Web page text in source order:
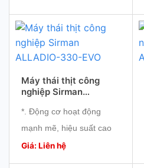
Máy thái thịt công
nghiệp Sirman
*. Động cơ hoạt động
mạnh mẽ, hiệu suất cao
*. Chất lượng lát cắt đều,
Giá: Liên hệ